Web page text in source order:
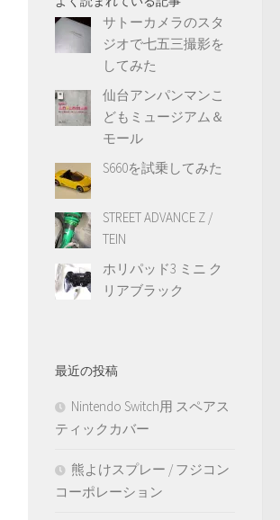
サトーカメラのスタ
ジオで七五三撮影を
してみた
仙台アンパンマンこ
どもミュージアム＆
モール
S660を試乗してみた
STREET ADVANCE Z /
TEIN
ホリパッド3 ミニ ク
リアブラック
最近の投稿
Nintendo Switch用 スペアス
ティックカバー
熊よけスプレー / フジコン
コーポレーション